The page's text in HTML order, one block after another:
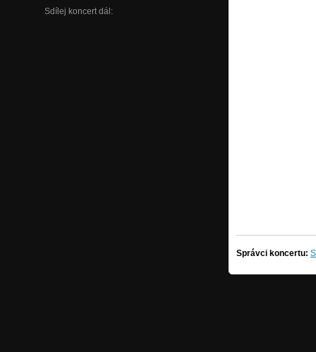
Sdílej koncert dál:
Správci koncertu: